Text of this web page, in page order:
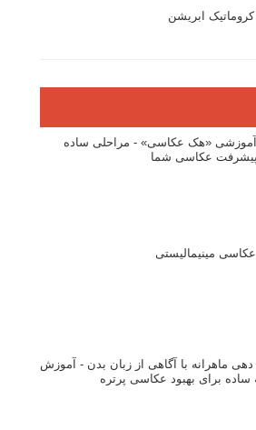
ابریشن
«هک عکاسی» - مراحلی ساده
پیشرفت عکاسی شما
مینیمالیستی
ماهرانه با آگاهی از زبان بدن - آموزش